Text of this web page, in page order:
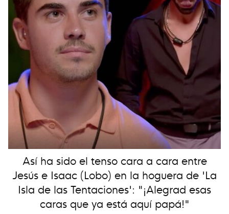
Así ha sido el tenso cara a cara entre
Jesús e Isaac (Lobo) en la hoguera de 'La
Isla de las Tentaciones': "¡Alegrad esas
caras que ya está aquí papá!"